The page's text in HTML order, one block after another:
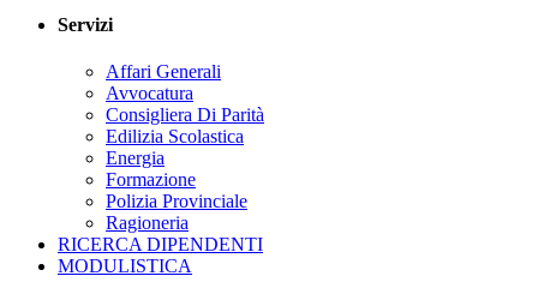
Servizi
Affari Generali
Avvocatura
Consigliera Di Parità
Edilizia Scolastica
Energia
Formazione
Polizia Provinciale
Ragioneria
RICERCA DIPENDENTI
MODULISTICA